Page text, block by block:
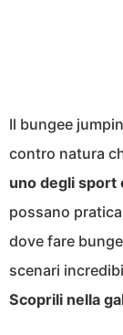
Il bungee
contro natura
uno degli
possano
dove fare
scenari
Scoprili nella